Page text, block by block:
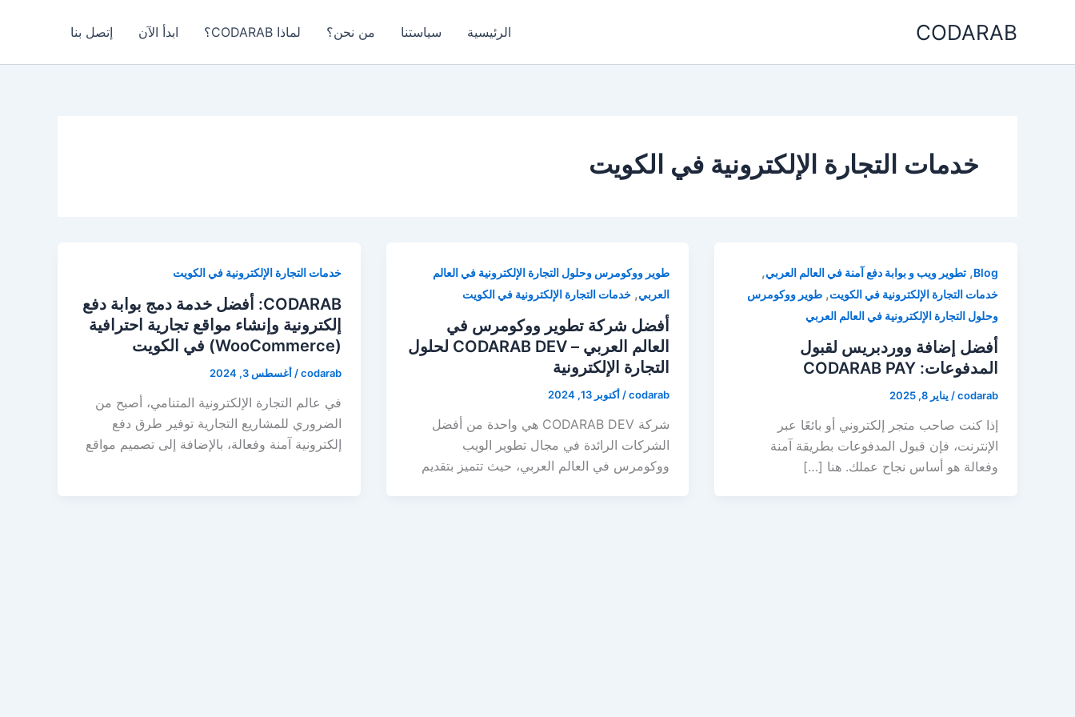
CODARAB الرئيسية سياستنا من نحن؟ لماذا CODARAB؟ ابدأ الآن إتصل بنا
خدمات التجارة الإلكترونية في الكويت
Blog
, تطوير ويب و بوابة دفع آمنة في العالم العربي,
خدمات التجارة الإلكترونية في الكويت, طوير ووكومرس
وحلول التجارة الإلكترونية في العالم العربي
أفضل إضافة ووردبريس لقبول
المدفوعات: CODARAB PAY
codarab
/ يناير 8, 2025
إذا كنت صاحب متجر إلكتروني أو بائعًا عبر
الإنترنت، فإن قبول المدفوعات بطريقة آمنة
وفعالة هو أساس نجاح عملك. هنا […]
طوير ووكومرس وحلول التجارة الإلكترونية في العالم
العربي, خدمات التجارة الإلكترونية في الكويت
أفضل شركة تطوير ووكومرس في
العالم العربي – CODARAB DEV لحلول
التجارة الإلكترونية
codarab
/ أكتوبر 13, 2024
شركة CODARAB DEV هي واحدة من أفضل
الشركات الرائدة في مجال تطوير الويب
ووكومرس في العالم العربي، حيث تتميز بتقديم
خدمات التجارة الإلكترونية في الكويت
CODARAB: أفضل خدمة دمج بوابة دفع
إلكترونية وإنشاء مواقع تجارية احترافية
(WooCommerce) في الكويت
codarab
/أغسطس 3, 2024
في عالم التجارة الإلكترونية المتنامي، أصبح من
الضروري للمشاريع التجارية توفير طرق دفع
إلكترونية آمنة وفعالة، بالإضافة إلى تصميم مواقع